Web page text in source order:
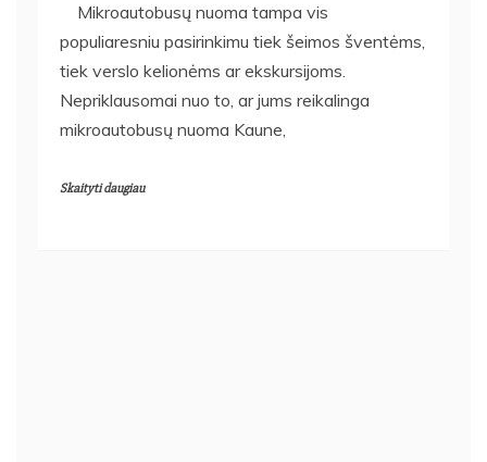
Mikroautobusų nuoma tampa vis
populiaresniu pasirinkimu tiek šeimos šventėms,
tiek verslo kelionėms ar ekskursijoms.
Nepriklausomai nuo to, ar jums reikalinga
mikroautobusų nuoma Kaune,
Skaityti daugiau